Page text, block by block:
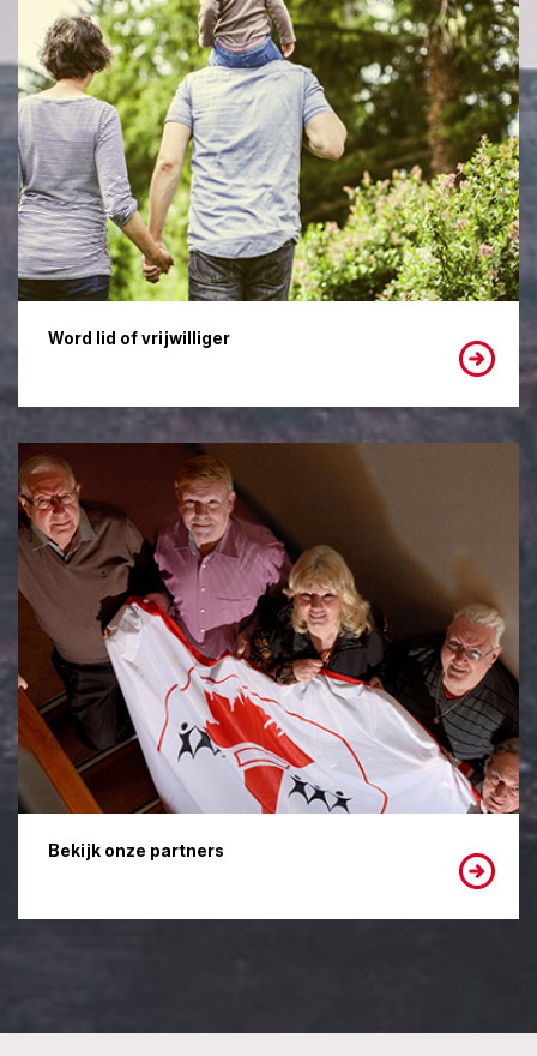
Word lid of vrijwilliger
Bekijk onze partners